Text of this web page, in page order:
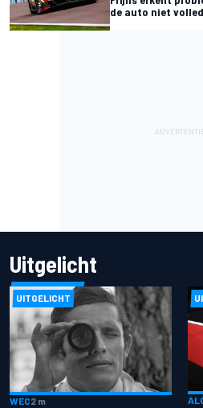
de auto niet
Uitgelicht
UITGELICHT
WEC2 m